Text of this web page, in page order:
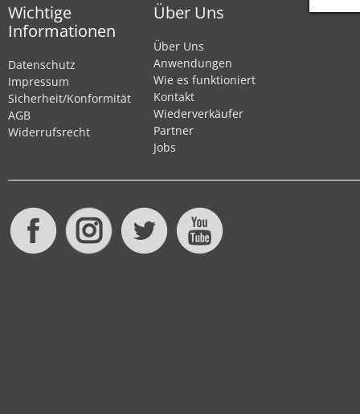
Wichtige
Informationen
Datenschutz
Impressum
Sicherheit/Konformität
AGB
Widerrufsrecht
Über Uns
Über Uns
Anwendungen
Wie es funktioniert
Kontakt
Wiederverkäufer
Partner
Jobs